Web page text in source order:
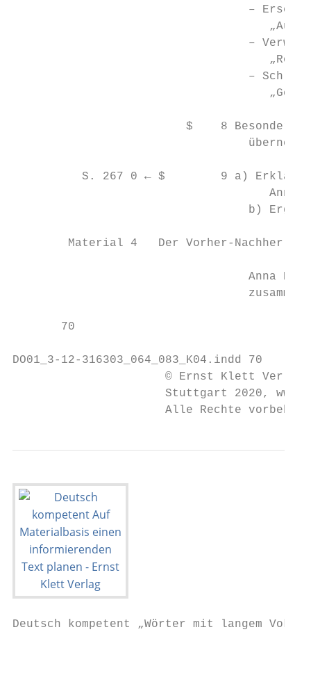
–
–
–
$    8 Besonders
S. 267 0 ← $        9 a)
Anna
b)
Material 4   Der Vorher-Nachher-
Anna
       70
DO01_3-12-
© Ernst Klett
Stuttgart 2020,
Alle Rechte
Deutsch kompetent „Wörter mit langem